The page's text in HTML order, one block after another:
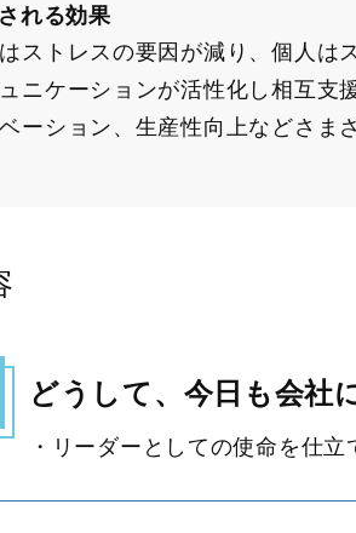
れる効果
ストレスの要因が減り、個人は
ニケーションが活性化し相互支
ーション、生産性向上などさま
どうして、今日も会社
・リーダーとしての使命を仕立